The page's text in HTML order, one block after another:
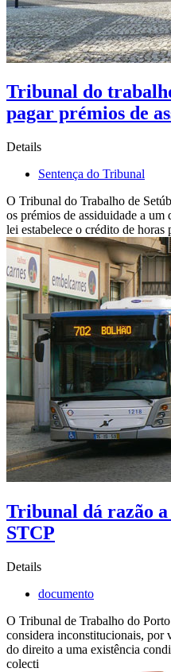
Tribunal do
pagar prémios de
Details
Sentença do Tribunal
O Tribunal do Trabalho de
os prémios de assiduidade a
lei estabelece o crédito de
Tribunal dá razão
STCP
Details
documento
O Tribunal de Trabalho do
considera inconstitucionais, por
do direito a uma existência
colecti